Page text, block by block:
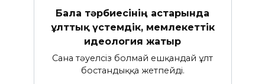
Бала тәрбиесінің астарында
ұлттық үстемдік, мемлекеттік
идеология жатыр
Сана тәуелсіз болмай ешқандай ұлт
бостандыққа жетпейді.